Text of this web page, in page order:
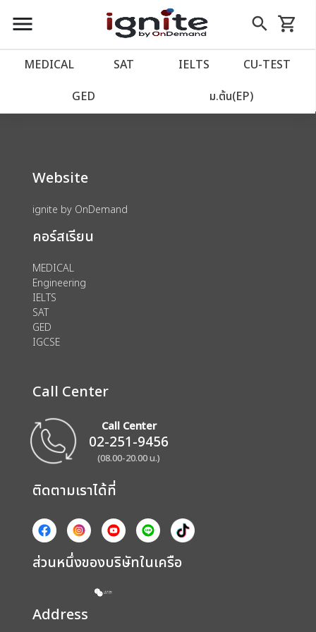
close
account_balance หน้าแรก
เว็บไซต์อิกไนท์
import_contacts วางแผนการเรียน
account_circle เข้าสู่ระบบ
assignment ลงทะเบียน
menu search
Skip
to
shopping_cart
รถเข็น
MEDICAL SAT IELTS CU‑TEST
GED ม.ต้น(EP)
We could not find anything for 80000177
Website
ignite by OnDemand
คอร์สเรียน
MEDICAL
Engineering
IELTS
SAT
GED
IGCSE
Call Center
Call Center
02-251-9456
(08.00-20.00 น.)
ติดตามเราได้ที่
ส่วนหนึ่งของบริษัทในเครือ
Address